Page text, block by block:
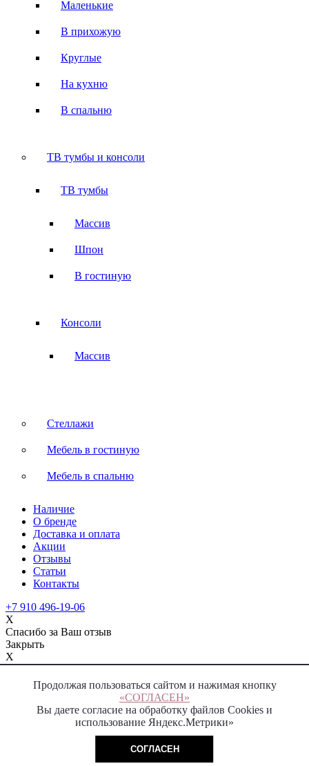
Продолжая пользоваться сайтом и нажимая кнопку
«СОГЛАСЕН»
Вы даете согласие на обработку файлов Cookies и
использование Яндекс.Метрики»
СОГЛАСЕН
Маленькие
В прихожую
Круглые
На кухню
В спальню
ТВ тумбы и консоли
ТВ тумбы
Массив
Шпон
В гостиную
Консоли
Массив
Стеллажи
Мебель в гостиную
Мебель в спальню
Наличие
О бренде
Доставка и оплата
Акции
Отзывы
Статьи
Контакты
+7 910 496-19-06
X
Спасибо за Ваш отзыв
Закрыть
X
Спасибо за Вашу заявку
Закрыть